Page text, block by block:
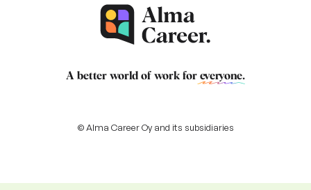
A better world of work for everyone.
© Alma Career Oy and its subsidiaries